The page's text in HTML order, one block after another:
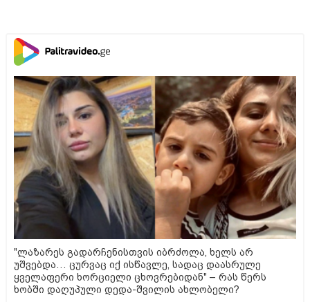
"ლაზარეს გადარჩენისთვის იბრძოლა, ხელს არ
უშვებდა… ცურვაც იქ ისწავლე, სადაც დაასრულე
ყველაფერი ხორციელი ცხოვრებიდან" – რას წერს
ხობში დაღუპული დედა-შვილის ახლობელი?